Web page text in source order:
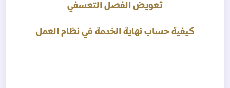
تعويض الفصل التعسفي
كيفية حساب نهاية الخدمة في نظام العمل